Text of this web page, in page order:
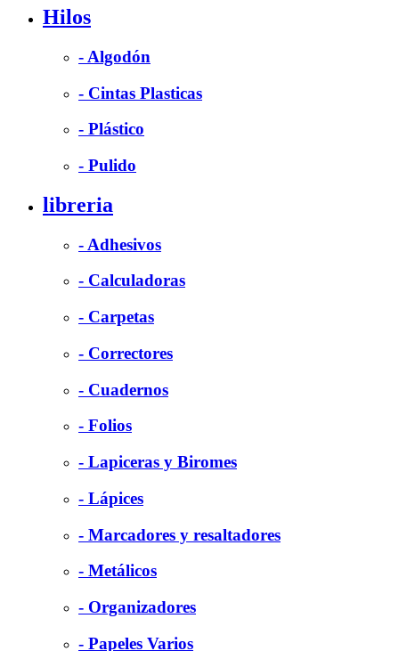
Hilos
- Algodón
- Cintas Plasticas
- Plástico
- Pulido
libreria
- Adhesivos
- Calculadoras
- Carpetas
- Correctores
- Cuadernos
- Folios
- Lapiceras y Biromes
- Lápices
- Marcadores y resaltadores
- Metálicos
- Organizadores
- Papeles Varios